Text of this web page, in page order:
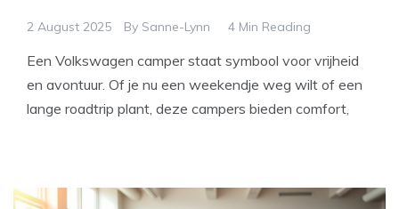
2 August 2025 By Sanne-Lynn 4 Min Reading
Een Volkswagen camper staat symbool voor vrijheid
en avontuur. Of je nu een weekendje weg wilt of een
lange roadtrip plant, deze campers bieden comfort,